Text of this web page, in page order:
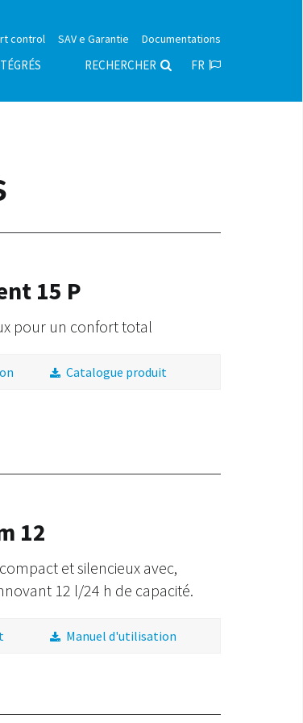
Documentations
SAV e Garantie
control
RECHERCHER FR
15 P
pour un confort total
Catalogue produit
12
et silencieux avec,
12 l/24 h de capacité.
Manuel d'utilisation